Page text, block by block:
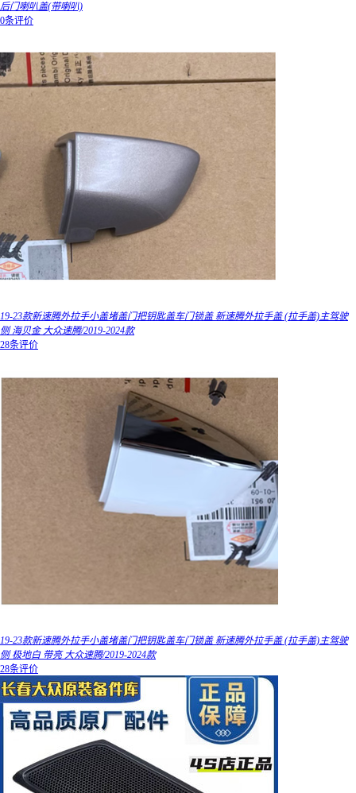
后门喇叭盖(带喇叭)
0条评价
19-23款新速腾外拉手小盖堵盖门把钥匙盖车门锁盖 新速腾外拉手盖 (拉手盖)主驾驶
侧 海贝金 大众速腾/2019-2024款
28条评价
19-23款新速腾外拉手小盖堵盖门把钥匙盖车门锁盖 新速腾外拉手盖 (拉手盖)主驾驶
侧 极地白 带亮 大众速腾/2019-2024款
28条评价